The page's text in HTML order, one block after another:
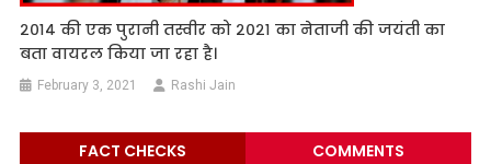
२०१४ की एक पुरानी तस्वीर को २०२१ का नेताजी की जयंती का
बता वायरल किया जा रहा है।
February 3, 2021 Rashi Jain
FACT CHECKS COMMENTS